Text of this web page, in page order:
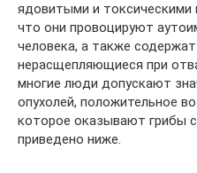
ядовитыми и токсическими
что они провоцируют
человека, а также
нерасщепляющиеся при
многие люди допускают
опухолей, положительное
которое оказывают грибы
приведено ниже.